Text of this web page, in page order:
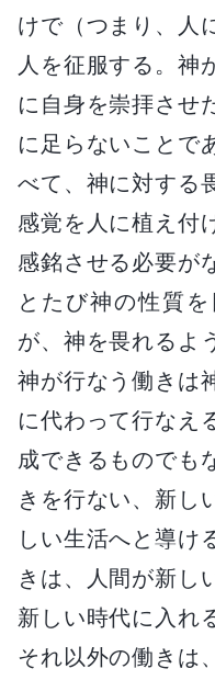
けで（つまり、人
人を征服する。神
に自身を崇拝させ
に足らないことで
べて、神に対する
感覚を人に植え付
感銘させる必要が
とたび神の性質
が、神を畏れるよ
神が行なう働きは
に代わって行なえ
成できるものでも
きを行ない、新し
しい生活へと導け
きは、人間が新し
新しい時代に入れ
それ以外の働きは